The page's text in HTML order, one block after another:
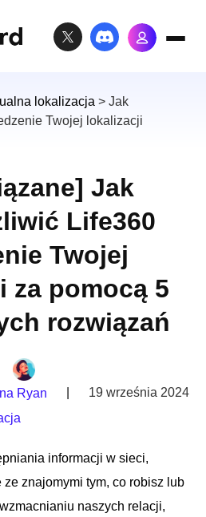
lokalizacja > Jak
Twojej lokalizacji
Jak
Life360
Twojej
za pomocą 5
rozwiązań
Ryan
19 września 2024
informacji w sieci,
ze znajomymi tym, co robisz lub
naszych relacji,